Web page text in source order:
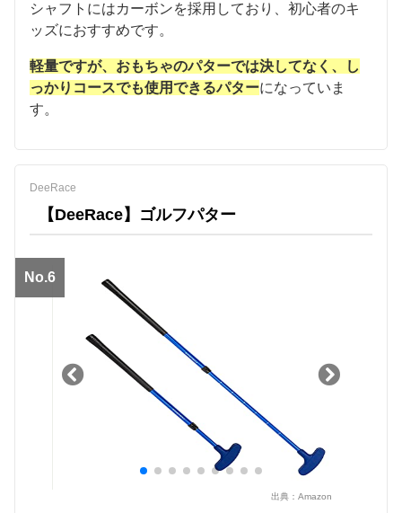
シャフトにはカーボンを採用しており、初心者のキ
ッズにおすすめです。
軽量ですが、おもちゃのパターでは決してなく、し
っかりコースでも使用できるパターになっていま
す。
DeeRace
【DeeRace】ゴルフパター
No.6
出典： Amazon